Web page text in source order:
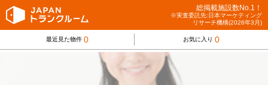
総掲載施設数No.1！
※実査委託先:日本マーケティング
リサーチ機構(2026年3月)
最近見た物件 0 お気に入り 0